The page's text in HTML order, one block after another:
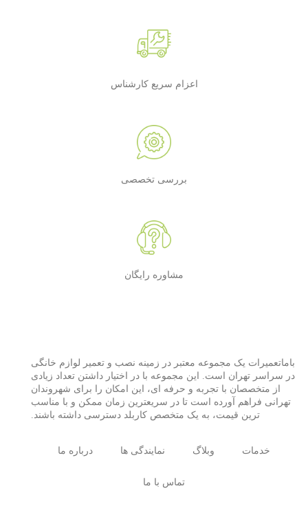
اعزام سریع کارشناس
بررسی تخصصی
مشاوره رایگان
باماتعمیرات یک مجموعه معتبر در زمینه نصب و تعمیر لوازم خانگی
در سراسر تهران است. این مجموعه با در اختیار داشتن تعداد زیادی
از متخصصان با تجربه و حرفه ای، این امکان را برای شهروندان
تهرانی فراهم آورده است تا در سریعترین زمان ممکن و با مناسب
ترین قیمت، به یک متخصص کاربلد دسترسی داشته باشند.
خدمات وبلاگ نمایندگی ها درباره ما
تماس با ما